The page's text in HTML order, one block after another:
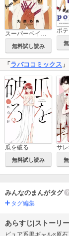
スーパーベイビー
無料試し読み
「 ラバココミックス
瓜を破る
無料試し読み
サ
みんなのまんがタグ
タグ編集
あらすじ|ストーリー
ピュア系黒ギャル×原